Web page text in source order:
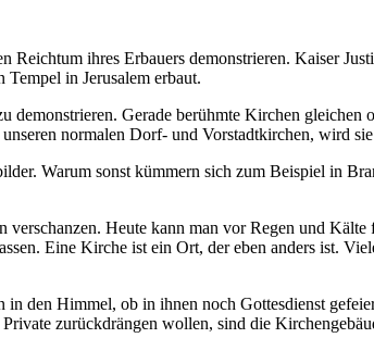
ihres Erbauers demonstrieren. Kaiser
in Jerusalem erbaut.
Gerade berühmte Kirchen gleichen
normalen Dorf- und Vorstadtkirchen, wird
Warum sonst kümmern sich zum Beispiel in
Heute kann man vor Regen und
Eine Kirche ist ein Ort, der eben anders ist.
den Himmel, ob in ihnen noch Gottesdienst
zurückdrängen wollen, sind die